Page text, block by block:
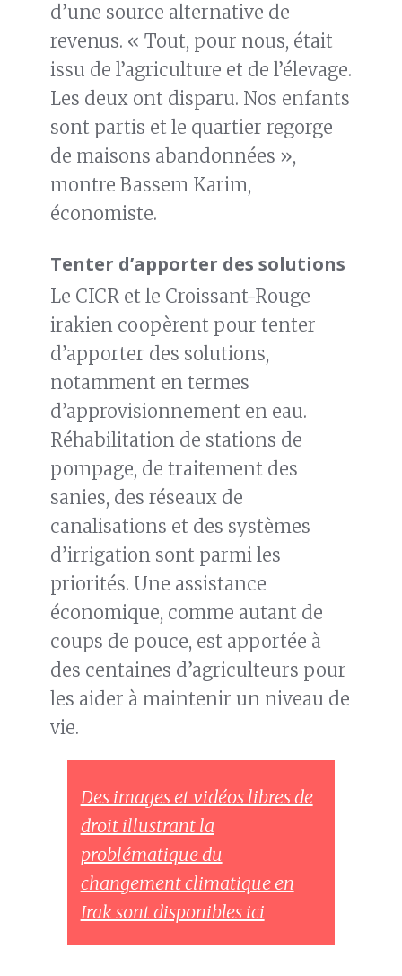
d’une source alternative de
revenus. « Tout, pour nous, était
issu de l’agriculture et de l’élevage.
Les deux ont disparu. Nos enfants
sont partis et le quartier regorge
de maisons abandonnées »,
montre Bassem Karim,
économiste.
Tenter d’apporter des solutions
Le CICR et le Croissant-Rouge
irakien coopèrent pour tenter
d’apporter des solutions,
notamment en termes
d’approvisionnement en eau.
Réhabilitation de stations de
pompage, de traitement des
sanies, des réseaux de
canalisations et des systèmes
d’irrigation sont parmi les
priorités. Une assistance
économique, comme autant de
coups de pouce, est apportée à
des centaines d’agriculteurs pour
les aider à maintenir un niveau de
vie.
Des images et vidéos libres de
droit illustrant la
problématique du
changement climatique en
Irak sont disponibles ici